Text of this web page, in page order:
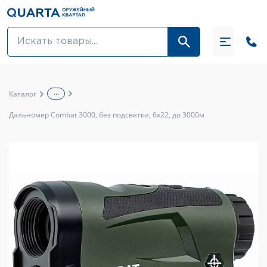
Оптовикам
Средства для ухода за оружием
Тюнинг оружия и ЗИП
Обувь
Каталог ...
Дальномер Combat 3000, без подсветки, 6х22, до 3000м